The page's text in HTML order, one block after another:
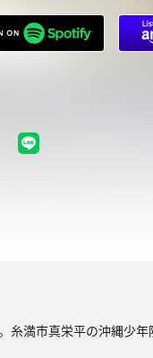
満市真栄平の沖縄少